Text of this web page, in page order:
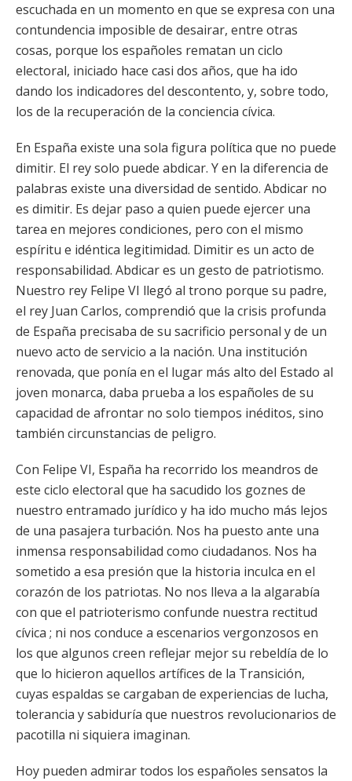
escuchada en un momento en que se expresa con una
contundencia imposible de desairar, entre otras
cosas, porque los españoles rematan un ciclo
electoral, iniciado hace casi dos años, que ha ido
dando los indicadores del descontento, y, sobre todo,
los de la recuperación de la conciencia cívica.
En España existe una sola figura política que no puede
dimitir. El rey solo puede abdicar. Y en la diferencia de
palabras existe una diversidad de sentido. Abdicar no
es dimitir. Es dejar paso a quien puede ejercer una
tarea en mejores condiciones, pero con el mismo
espíritu e idéntica legitimidad. Dimitir es un acto de
responsabilidad. Abdicar es un gesto de patriotismo.
Nuestro rey Felipe VI llegó al trono porque su padre,
el rey Juan Carlos, comprendió que la crisis profunda
de España precisaba de su sacrificio personal y de un
nuevo acto de servicio a la nación. Una institución
renovada, que ponía en el lugar más alto del Estado al
joven monarca, daba prueba a los españoles de su
capacidad de afrontar no solo tiempos inéditos, sino
también circunstancias de peligro.
Con Felipe VI, España ha recorrido los meandros de
este ciclo electoral que ha sacudido los goznes de
nuestro entramado jurídico y ha ido mucho más lejos
de una pasajera turbación. Nos ha puesto ante una
inmensa responsabilidad como ciudadanos. Nos ha
sometido a esa presión que la historia inculca en el
corazón de los patriotas. No nos lleva a la algarabía
con que el patrioterismo confunde nuestra rectitud
cívica ; ni nos conduce a escenarios vergonzosos en
los que algunos creen reflejar mejor su rebeldía de lo
que lo hicieron aquellos artífices de la Transición,
cuyas espaldas se cargaban de experiencias de lucha,
tolerancia y sabiduría que nuestros revolucionarios de
pacotilla ni siquiera imaginan.
Hoy pueden admirar todos los españoles sensatos la